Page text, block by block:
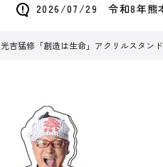
2026/07/29 令和8年熊
光吉猛修「創造は生命」アクリルスタンド